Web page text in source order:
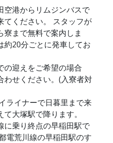
空港からリムジンバスで
てください。 スタッフが
寮まで無料で案内しま
約20分ごとに発車してお
の迎えをご希望の場合
わせください。(入寮者対
ライナーで日暮里まで来
大塚駅で降ります。
に乗り終点の早稲田駅で
電荒川線の早稲田駅のす